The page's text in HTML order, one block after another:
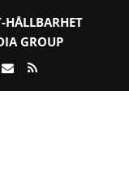
HÅLLBARHET
GROUP